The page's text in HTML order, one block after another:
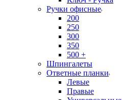
Ручки офисные
200
250
300
350
500 +
Шпингалеты
Ответные планки
Левые
Правые